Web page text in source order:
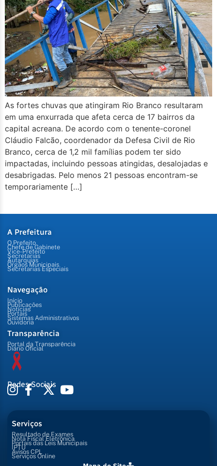
As fortes chuvas que atingiram Rio Branco resultaram
em uma enxurrada que afeta cerca de 17 bairros da
capital acreana. De acordo com o tenente-coronel
Cláudio Falcão, coordenador da Defesa Civil de Rio
Branco, cerca de 1,2 mil famílias podem ter sido
impactadas, incluindo pessoas atingidas, desalojadas e
desabrigadas. Pelo menos 21 pessoas encontram-se
temporariamente […]
A Prefeitura
O Prefeito
Chefe de Gabinete
Vice-Prefeito
Secretarias
Autarquias
Órgãos Municipais
Secretarias Especiais
Navegação
Início
Publicações
Notícias
Portais
Sistemas Administrativos
Ouvidoria
Transparência
Portal da Transparência
Diário Oficial
Redes Sociais
Serviços
Resultado de Exames
Nota Fiscal Eletrônica
Portais das Leis Municipais
IPTU
Avisos CPL
Serviços Online